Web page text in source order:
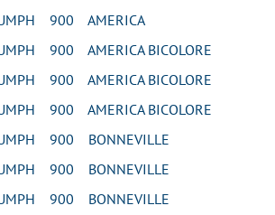
900 AMERICA
900 AMERICA BICOLORE
900 AMERICA BICOLORE
900 AMERICA BICOLORE
900 BONNEVILLE
900 BONNEVILLE
900 BONNEVILLE